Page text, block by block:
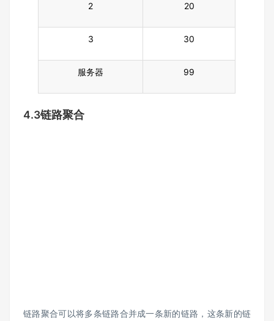
2 20
3 30
服务器 99
4.3链路聚合
链路聚合可以将多条链路合并成一条新的链路，这条新的链